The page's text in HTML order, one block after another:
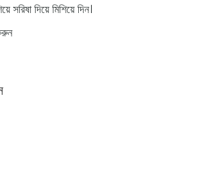
সরিষা দিয়ে মিশিয়ে দিন।